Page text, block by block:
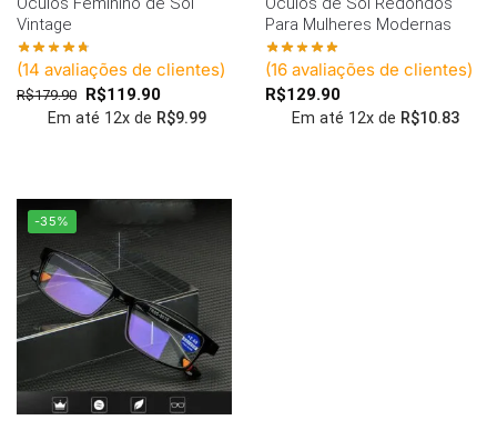
Vintage
(14 avaliações de clientes)
R$179.90 R$119.90
Em até 12x de R$9.99
Para Mulheres Modernas
(16 avaliações de clientes)
R$129.90
Em até 12x de R$10.83
-35%